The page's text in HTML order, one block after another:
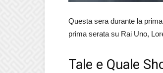
Questa sera durante la
prima serata su Rai Uno,
Tale e Quale